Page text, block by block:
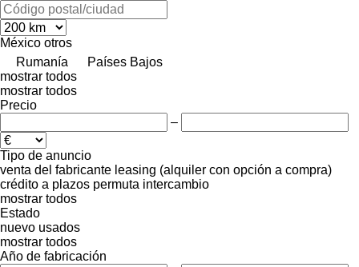
México otros
Rumanía
Países Bajos
mostrar todos
mostrar todos
Precio
–
Tipo de anuncio
venta del fabricante leasing (alquiler con opción a compra)
crédito a plazos permuta intercambio
mostrar todos
Estado
nuevo usados
mostrar todos
Año de fabricación